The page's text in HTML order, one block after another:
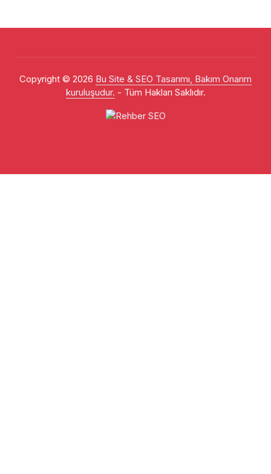
Copyright © 2026 Bu Site & SEO Tasarımı, Bakım Onarım
kuruluşudur. - Tüm Hakları Saklıdır.